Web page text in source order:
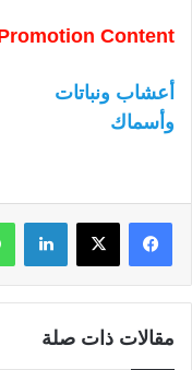
Content
أعشاب ونباتات
وأسماك
لينكدإن
مقالات ذات صلة